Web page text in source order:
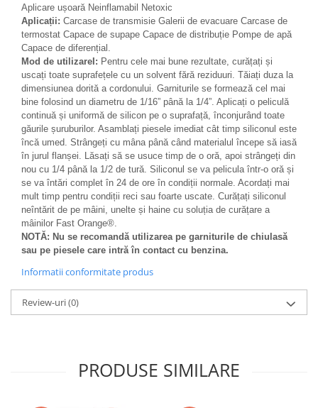
Aplicare ușoară Neinflamabil Netoxic
Aplicații: Carcase de transmisie Galerii de evacuare Carcase de
termostat Capace de supape Capace de distribuție Pompe de apă
Capace de diferențial.
Mod de utilizareI: Pentru cele mai bune rezultate, curățați și
uscați toate suprafețele cu un solvent fără reziduuri. Tăiați duza la
dimensiunea dorită a cordonului. Garniturile se formează cel mai
bine folosind un diametru de 1/16” până la 1/4”. Aplicați o peliculă
continuă și uniformă de silicon pe o suprafață, înconjurând toate
găurile șuruburilor. Asamblați piesele imediat cât timp siliconul este
încă umed. Strângeți cu mâna până când materialul începe să iasă
în jurul flanșei. Lăsați să se usuce timp de o oră, apoi strângeți din
nou cu 1/4 până la 1/2 de tură. Siliconul se va pelicula într-o oră și
se va întări complet în 24 de ore în condiții normale. Acordați mai
mult timp pentru condiții reci sau foarte uscate. Curățați siliconul
neîntărit de pe mâini, unelte și haine cu soluția de curățare a
mâinilor Fast Orange®.
NOTĂ: Nu se recomandă utilizarea pe garniturile de chiulasă
sau pe piesele care intră în contact cu benzina.
Informatii conformitate produs
Review-uri(0)
PRODUSE SIMILARE